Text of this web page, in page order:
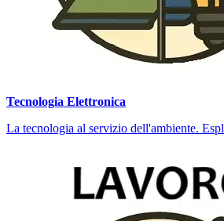
Tecnologia Elettronica
La tecnologia al servizio dell'ambiente.